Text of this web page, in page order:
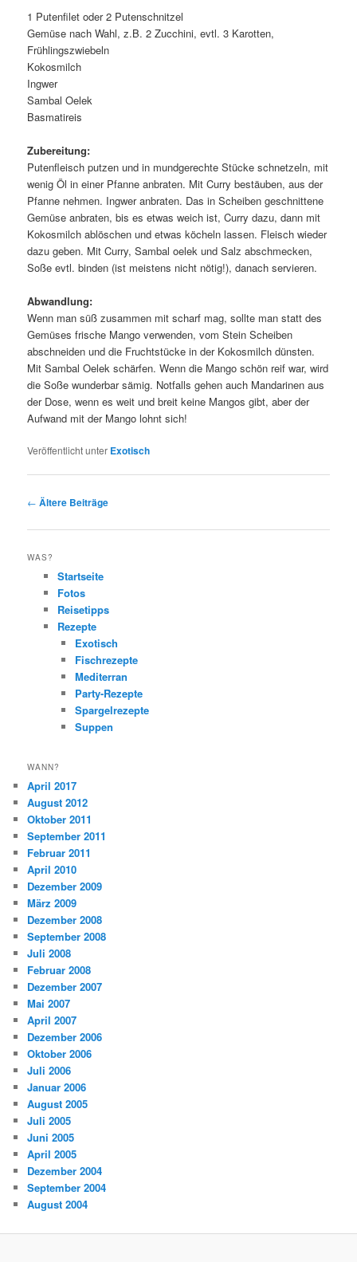
1 Putenfilet oder 2 Putenschnitzel
Gemüse nach Wahl, z.B. 2 Zucchini, evtl. 3 Karotten,
Frühlingszwiebeln
Kokosmilch
Ingwer
Sambal Oelek
Basmatireis
Zubereitung:
Putenfleisch putzen und in mundgerechte Stücke schnetzeln, mit
wenig Öl in einer Pfanne anbraten. Mit Curry bestäuben, aus der
Pfanne nehmen. Ingwer anbraten. Das in Scheiben geschnittene
Gemüse anbraten, bis es etwas weich ist, Curry dazu, dann mit
Kokosmilch ablöschen und etwas köcheln lassen. Fleisch wieder
dazu geben. Mit Curry, Sambal oelek und Salz abschmecken,
Soße evtl. binden (ist meistens nicht nötig!), danach servieren.
Abwandlung:
Wenn man süß zusammen mit scharf mag, sollte man statt des
Gemüses frische Mango verwenden, vom Stein Scheiben
abschneiden und die Fruchtstücke in der Kokosmilch dünsten.
Mit Sambal Oelek schärfen. Wenn die Mango schön reif war, wird
die Soße wunderbar sämig. Notfalls gehen auch Mandarinen aus
der Dose, wenn es weit und breit keine Mangos gibt, aber der
Aufwand mit der Mango lohnt sich!
Veröffentlicht unter Exotisch
Beitragsnavigation
← Ältere Beiträge
WAS?
Startseite
Fotos
Reisetipps
Rezepte
Exotisch
Fischrezepte
Mediterran
Party-Rezepte
Spargelrezepte
Suppen
WANN?
April 2017
August 2012
Oktober 2011
September 2011
Februar 2011
April 2010
Dezember 2009
März 2009
Dezember 2008
September 2008
Juli 2008
Februar 2008
Dezember 2007
Mai 2007
April 2007
Dezember 2006
Oktober 2006
Juli 2006
Januar 2006
August 2005
Juli 2005
Juni 2005
April 2005
Dezember 2004
September 2004
August 2004